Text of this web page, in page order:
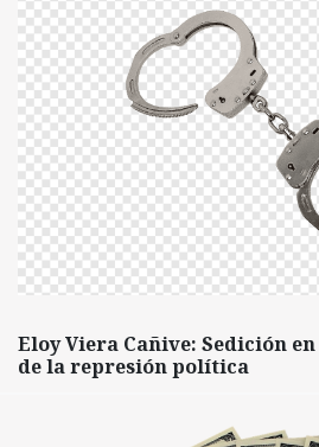
Eloy Viera Cañive: Sedición
de la represión política